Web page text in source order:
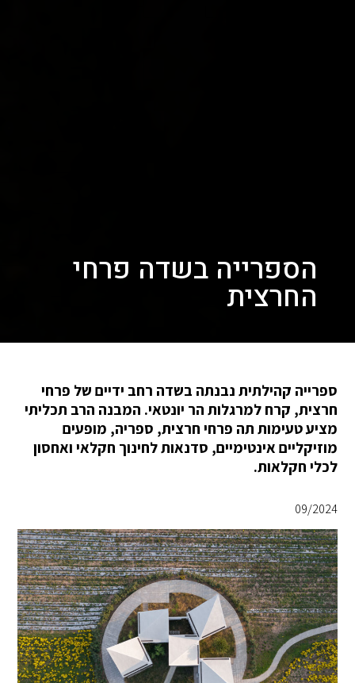
הספרייה בשדה פרחי
החרצית
ספרייה קהילתית נבנתה בשדה רחב ידיים של פרחי
חרצית, קרח למרגלות הר יונטאי. המבנה הרב תכליתי
מציע טעימות תה פרחי חרצית, ספריה, מופעים
מוזיקליים אינטימיים, סדנאות לחינוך חקלאי ואחסון
לכלי חקלאות.
09/2024